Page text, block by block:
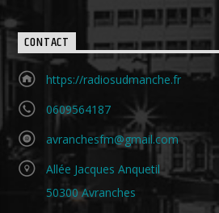
CONTACT
https://radiosudmanche.fr
0609564187
avranchesfm@gmail.com
Allée Jacques Anquetil
50300 Avranches